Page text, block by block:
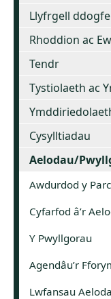
Llyfrgell
Rhoddion ac
Tendr
Tystiolaeth ac
Cysylltiadau
Aelodau/
Awdurdod y
Cyfarfod â’r
Y Pwyllgorau
Agendâu’r
Lwfansau